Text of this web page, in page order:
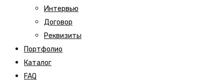
Интервью
Договор
Реквизиты
Портфолио
Каталог
FAQ